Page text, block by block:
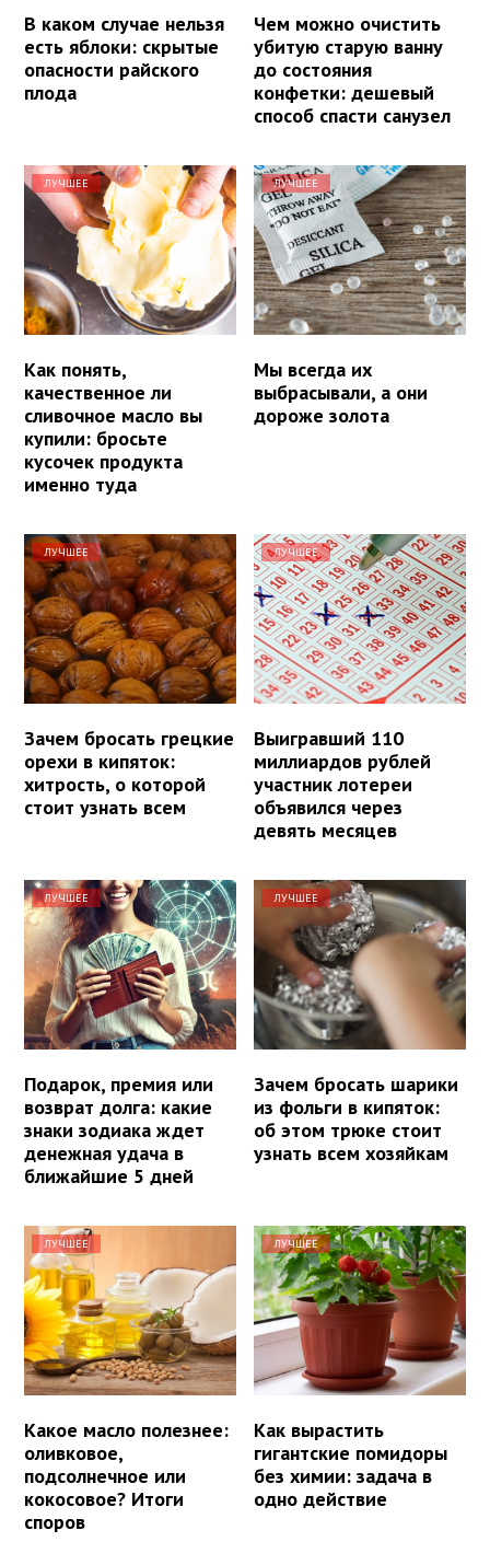
В каком случае нельзя
есть яблоки: скрытые
опасности райского
плода
Чем можно очистить
убитую старую ванну
до состояния
конфетки: дешевый
способ спасти санузел
ЛУЧШЕЕ
Как понять,
качественное ли
сливочное масло вы
купили: бросьте
кусочек продукта
именно туда
ЛУЧШЕЕ
Мы всегда их
выбрасывали, а они
дороже золота
ЛУЧШЕЕ
Зачем бросать грецкие
орехи в кипяток:
хитрость, о которой
стоит узнать всем
ЛУЧШЕЕ
Выигравший 110
миллиардов рублей
участник лотереи
объявился через
девять месяцев
ЛУЧШЕЕ
Подарок, премия или
возврат долга: какие
знаки зодиака ждет
денежная удача в
ближайшие 5 дней
ЛУЧШЕЕ
Зачем бросать шарики
из фольги в кипяток:
об этом трюке стоит
узнать всем хозяйкам
ЛУЧШЕЕ
Какое масло полезнее:
оливковое,
подсолнечное или
кокосовое? Итоги
споров
ЛУЧШЕЕ
Как вырастить
гигантские помидоры
без химии: задача в
одно действие